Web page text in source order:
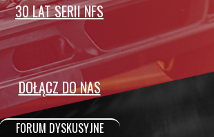
30 LAT SERII NFS
DOŁĄCZ DO NAS
FORUM DYSKUSYJNE